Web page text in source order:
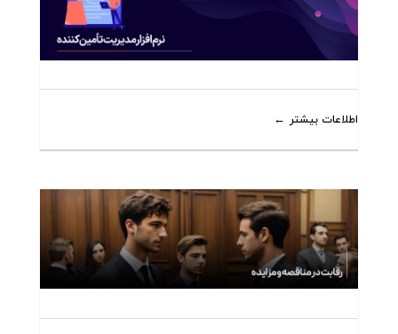
اطلاعات بیشتر